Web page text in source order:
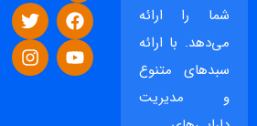
شما را ارائه
می‌دهد. با ارائه
سبدهای متنوع
و مدیریت